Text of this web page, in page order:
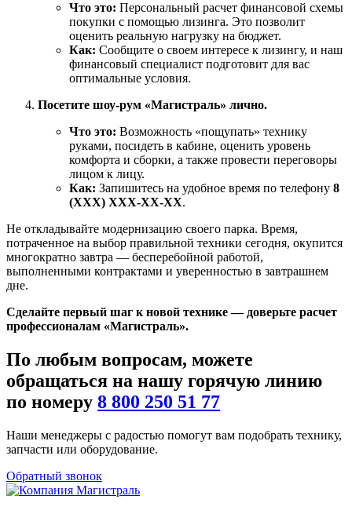
Что это: Персональный расчет финансовой схемы
покупки с помощью лизинга. Это позволит
оценить реальную нагрузку на бюджет.
Как: Сообщите о своем интересе к лизингу, и наш
финансовый специалист подготовит для вас
оптимальные условия.
Посетите шоу-рум «Магистраль» лично.
Что это: Возможность «пощупать» технику
руками, посидеть в кабине, оценить уровень
комфорта и сборки, а также провести переговоры
лицом к лицу.
Как: Запишитесь на удобное время по телефону 8
(XXX) XXX-XX-XX.
Не откладывайте модернизацию своего парка. Время,
потраченное на выбор правильной техники сегодня, окупится
многократно завтра — бесперебойной работой,
выполненными контрактами и уверенностью в завтрашнем
дне.
Сделайте первый шаг к новой технике — доверьте расчет
профессионалам «Магистраль».
По любым вопросам, можете
обращаться на нашу горячую линию
по номеру 8 800 250 51 77
Наши менеджеры с радостью помогут вам подобрать технику,
запчасти или оборудование.
Обратный звонок